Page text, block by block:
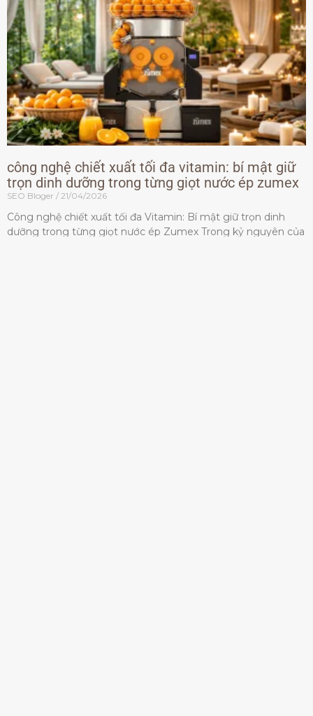
công nghệ chiết xuất tối đa vitamin: bí mật giữ
trọn dinh dưỡng trong từng giọt nước ép zumex
SEO Bloger 21/04/2026
Công nghệ chiết xuất tối đa Vitamin: Bí mật giữ trọn dinh
dưỡng trong từng giọt nước ép Zumex Trong kỷ nguyên của